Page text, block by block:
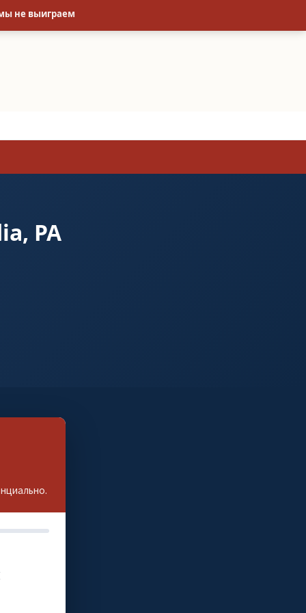
не выиграем
PA